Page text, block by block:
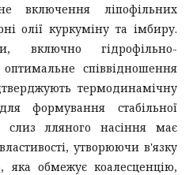
включення ліпофільних
олії куркуміну та імбиру.
включно гідрофільно-
співвідношення
термодинамічну
формування стабільної
слиз лляного насіння має
утворюючи в'язку
яка обмежує коалесценцію,